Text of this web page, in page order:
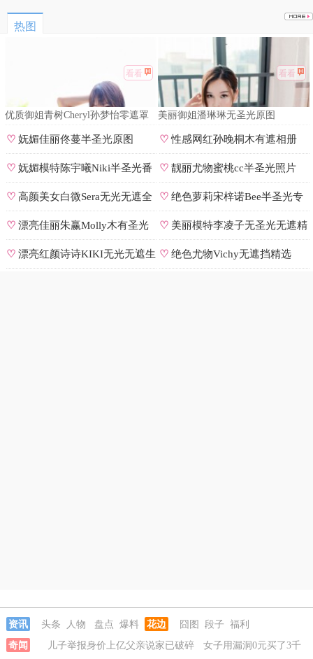
热图
看看
优质御姐青树Cheryl孙梦怡零遮罩
看看
美丽御姐潘琳琳无圣光原图
♡妩媚佳丽佟蔓半圣光原图 ♡性感网红孙晚桐木有遮相册
♡妩媚模特陈宇曦Niki半圣光番
号
♡ 靓丽尤物蜜桃cc半圣光照片
♡高颜美女白微Sera无光无遮全
集
♡ 绝色萝莉宋梓诺Bee半圣光专
辑
♡漂亮佳丽朱赢Molly木有圣光
原图
♡ 美丽模特李凌子无圣光无遮精
选
♡漂亮红颜诗诗KIKI无光无遮生 ♡ 绝色尤物Vichy无遮挡精选
资讯 头条 人物 盘点 爆料 花边 囧图 段子 福利
奇闻
儿子举报身价上亿父亲说家已破碎 女子用漏洞0元买了3千